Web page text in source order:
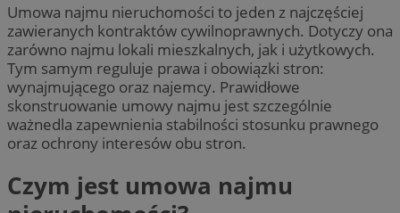
Umowa najmu nieruchomości to jeden z najczęściej
zawieranych kontraktów cywilnoprawnych. Dotyczy ona
zarówno najmu lokali mieszkalnych, jak i użytkowych.
Tym samym reguluje prawa i obowiązki stron:
wynajmującego oraz najemcy. Prawidłowe
skonstruowanie umowy najmu jest szczególnie
ważnedla zapewnienia stabilności stosunku prawnego
oraz ochrony interesów obu stron.
Czym jest umowa najmu